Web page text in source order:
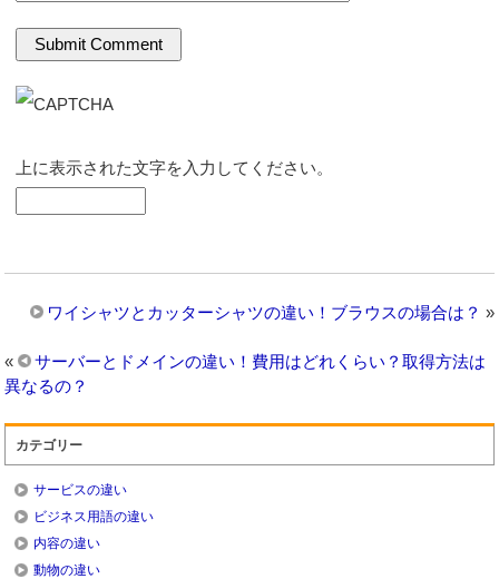
上に表示された文字を入力してください。
ワイシャツとカッターシャツの違い！ブラウスの場合は？ »
«
サーバーとドメインの違い！費用はどれくらい？取得方法は
異なるの？
カテゴリー
サービスの違い
ビジネス用語の違い
内容の違い
動物の違い